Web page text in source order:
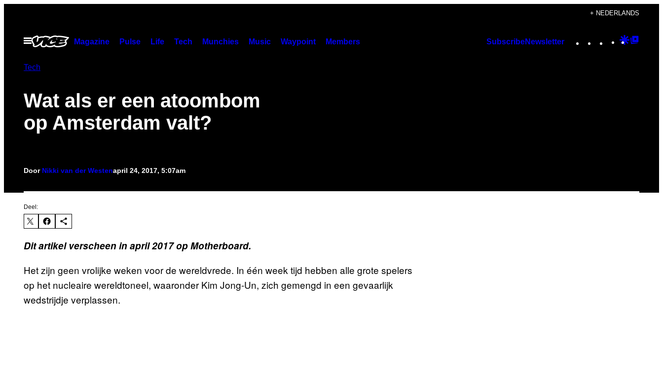
+ NEDERLANDS
Open
menu
Magazine Pulse Life Tech Munchies Music Waypoint Members SubscribeNewsletter Instagram
TikTok
YouTube
Google
Tech
Wat als er een atoombom
op Amsterdam valt?
Door Nikki van der Westenapril 24, 2017, 5:07am
Deel:
Dit artikel verscheen in april 2017 op Motherboard.
Het zijn geen vrolijke weken voor de wereldvrede. In één week tijd hebben alle grote spelers
op het nucleaire wereldtoneel, waaronder Kim Jong-Un, zich gemengd in een gevaarlijk
wedstrijdje verplassen.